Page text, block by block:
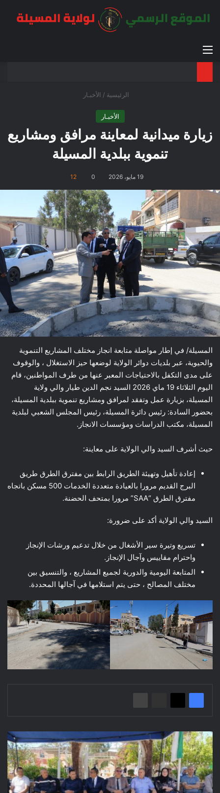
القائمة
الرئيسية / الأخبـار
الأخبـار
زيارة ميدانية لمعاينة مرافق ومشاريع
تنموية ببلدية المسيلة
19 مايو، 2026 0
12
المسيلة/ في إطار مواصلة متابعة انجاز مختلف المشاريع التنموية
والحيوية، عبر بلديات دوائر الولاية لوضعها حيز الاستغلال ، والوقوف
على مدى التكفل بالاحتياجات المعبر عنها من طرف المواطنين، قام
اليوم الثلاثاء 19 ماي 2026 السيد نجم الدين طيار والي ولاية
المسيلة، بزيارة عمل وتفقد لمرافق ومشاريع تنموية ببلدية المسيلة،
بحضور السادة: رئيس دائرة المسيلة، رئيس المجلس الشعبي لبلدية
المسيلة، مكتب الدراسات ومؤسسات الانجاز.
حيث أشرف السيد والي الولاية على معاينة:
إعادة تأهيل وتهيئة الطريق الرابط بين مفترق الطرق طريق
البرج القديم مرورا بالعيادة متعددة الخدمات 500 مسكن باتجاه
مفترق الطرق “SAA” مرورا بمتحف الحضنة.
السيد والي الولاية أكد على ضرورة:
تسريع وتيرة سير الأشغال من خلال تدعيم ورشات الإنجاز
واحترام مقاييس وآجال الإنجاز.
المتابعة اليومية والدورية لجميع المشاريع ، والتنسيق بين
مختلف المصالح ، حتى يتم استلامها في آجالها المحددة.
افتتاح
فعاليات
أولمبياد
المهن
الطبعة
الأولى